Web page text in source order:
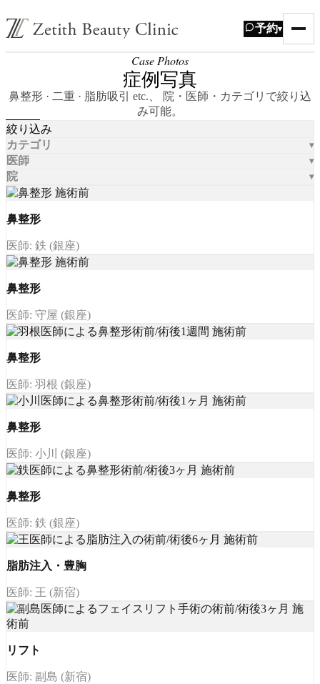
予約▾
Case Photos
症例写真
鼻整形 · 二重 · 脂肪吸引 etc.、 院・医師・カテゴリで絞り込
み可能。
絞り込み
カテゴリ
医師
院
鼻整形
医師: 鉄 (銀座)
鼻整形
医師: 守屋 (銀座)
鼻整形
医師: 羽根 (銀座)
鼻整形
医師: 小川 (銀座)
鼻整形
医師: 鉄 (銀座)
脂肪注入・豊胸
医師: 王 (新宿)
リフト
医師: 副島 (新宿)